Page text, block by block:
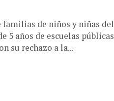
familias de niños y niñas del
5 años de escuelas públicas
su rechazo a la...